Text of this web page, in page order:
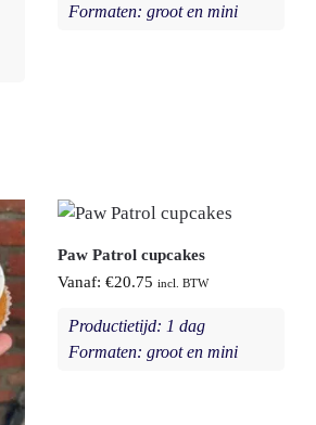
Formaten: groot en mini
Paw Patrol cupcakes
Vanaf: €20.75 incl. BTW
Productietijd: 1 dag
Formaten: groot en mini